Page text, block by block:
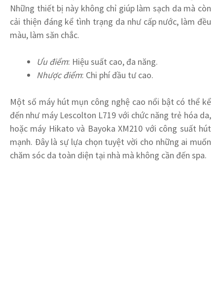
Những thiết bị này không chỉ giúp làm sạch da mà còn
cải thiện đáng kể tình trạng da như cấp nước, làm đều
màu, làm săn chắc.
Ưu điểm: Hiệu suất cao, đa năng.
Nhược điểm: Chi phí đầu tư cao.
Một số máy hút mụn công nghệ cao nổi bật có thể kể
đến như máy Lescolton L719 với chức năng trẻ hóa da,
hoặc máy Hikato và Bayoka XM210 với công suất hút
mạnh. Đây là sự lựa chọn tuyệt vời cho những ai muốn
chăm sóc da toàn diện tại nhà mà không cần đến spa.